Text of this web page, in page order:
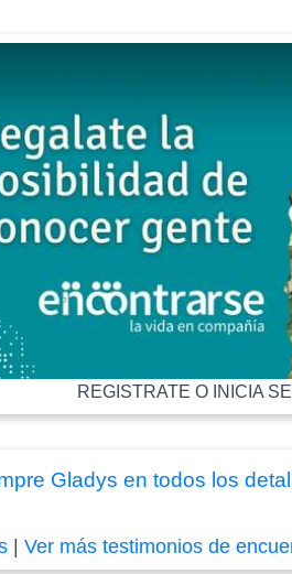
REGISTRATE O INICIA
Gladys en todos los
|Ver más testimonios de